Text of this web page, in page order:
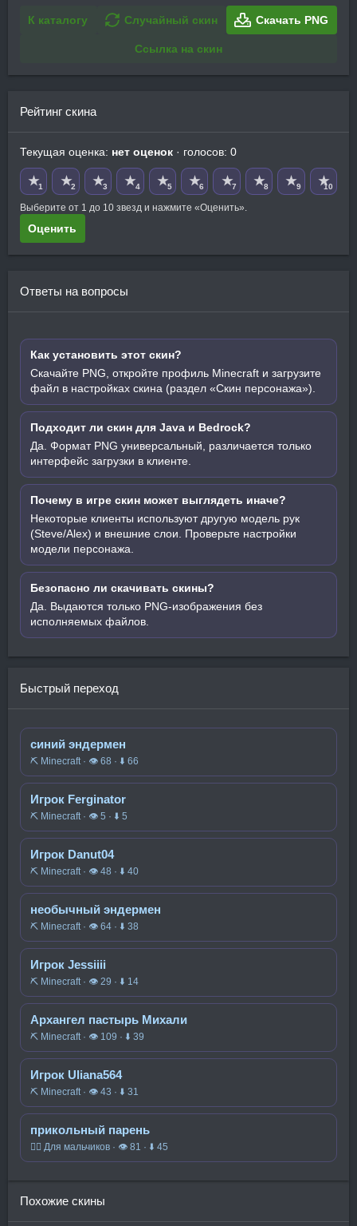
К каталогу Случайный скин Скачать PNG
Ссылка на скин
Рейтинг скина
Текущая оценка: нет оценок · голосов: 0
★1 ★2 ★3 ★4 ★5 ★6 ★7 ★8 ★9 ★10
Выберите от 1 до 10 звезд и нажмите «Оценить».
Оценить
Ответы на вопросы
Как установить этот скин?
Скачайте PNG, откройте профиль Minecraft и загрузите
файл в настройках скина (раздел «Скин персонажа»).
Подходит ли скин для Java и Bedrock?
Да. Формат PNG универсальный, различается только
интерфейс загрузки в клиенте.
Почему в игре скин может выглядеть иначе?
Некоторые клиенты используют другую модель рук
(Steve/Alex) и внешние слои. Проверьте настройки
модели персонажа.
Безопасно ли скачивать скины?
Да. Выдаются только PNG-изображения без
исполняемых файлов.
Быстрый переход
синий эндермен
⛏️ Minecraft · 👁 68 · ⬇ 66
Игрок Ferginator
⛏️ Minecraft · 👁 5 · ⬇ 5
Игрок Danut04
⛏️ Minecraft · 👁 48 · ⬇ 40
необычный эндермен
⛏️ Minecraft · 👁 64 · ⬇ 38
Игрок Jessiiii
⛏️ Minecraft · 👁 29 · ⬇ 14
Архангел пастырь Михали
⛏️ Minecraft · 👁 109 · ⬇ 39
Игрок Uliana564
⛏️ Minecraft · 👁 43 · ⬇ 31
прикольный парень
🧍‍♂️ Для мальчиков · 👁 81 · ⬇ 45
Похожие скины